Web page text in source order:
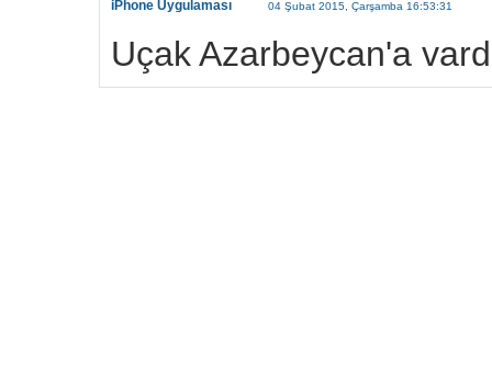
iPhone Uygulaması 04 Şubat 2015, Çarşamba 16:53:31
Uçak Azarbeycan'a